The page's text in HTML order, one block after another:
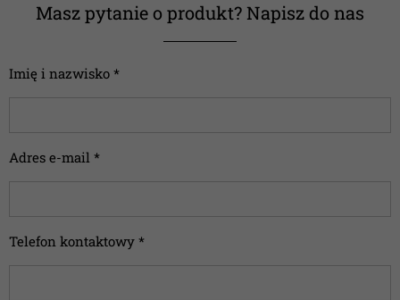
Masz pytanie o produkt? Napisz do nas
Imię i nazwisko *
Adres e-mail *
Telefon kontaktowy *